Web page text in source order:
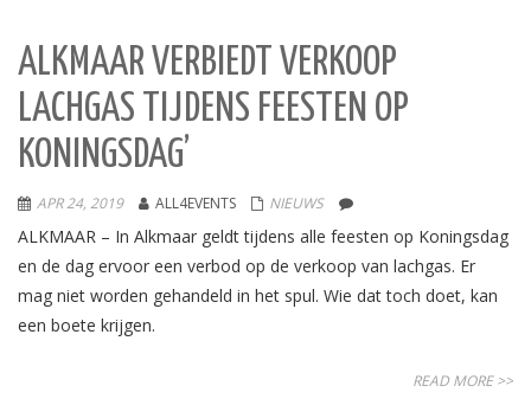
ALKMAAR VERBIEDT VERKOOP
LACHGAS TIJDENS FEESTEN OP
KONINGSDAG’
APR 24, 2019 ALL4EVENTS NIEUWS
ALKMAAR – In Alkmaar geldt tijdens alle feesten op Koningsdag
en de dag ervoor een verbod op de verkoop van lachgas. Er
mag niet worden gehandeld in het spul. Wie dat toch doet, kan
een boete krijgen.
READ MORE >>